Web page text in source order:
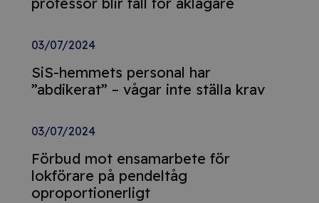
03/07/2024
SiS-hemmets personal har
”abdikerat” – vågar inte ställa krav
03/07/2024
Förbud mot ensamarbete för
lokförare på pendeltåg
oproportionerligt